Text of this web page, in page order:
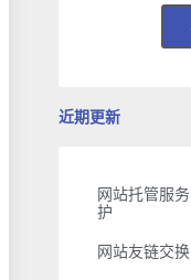
近期更新
网站托管服
护
网站友链交